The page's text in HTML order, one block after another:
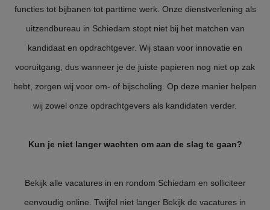
functies tot bijbanen tot parttime werk. Onze dienstverlening als
uitzendbureau in Schiedam stopt niet bij het matchen van
kandidaat en opdrachtgever. Wij staan voor innovatie en
vooruitgang, dus wanneer je de juiste papieren nog niet op zak
hebt, zorgen wij voor om- of bijscholing. Op deze manier helpen
wij zowel onze opdrachtgevers als kandidaten verder.
Kun je niet langer wachten om aan de slag te gaan?
Bekijk alle vacatures in en rondom Schiedam en solliciteer
eenvoudig online. Twijfel niet langer Bekijk de vacatures in